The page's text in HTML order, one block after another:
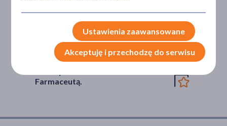
Wsparcie w leczeniu
Farmaceutą.
Ustawienia zaawansowane
Akceptuję i przechodzę do serwisu